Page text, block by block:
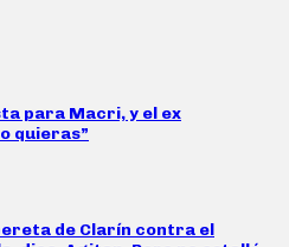
para Macri, y el ex
quieras”
de Clarín contra el